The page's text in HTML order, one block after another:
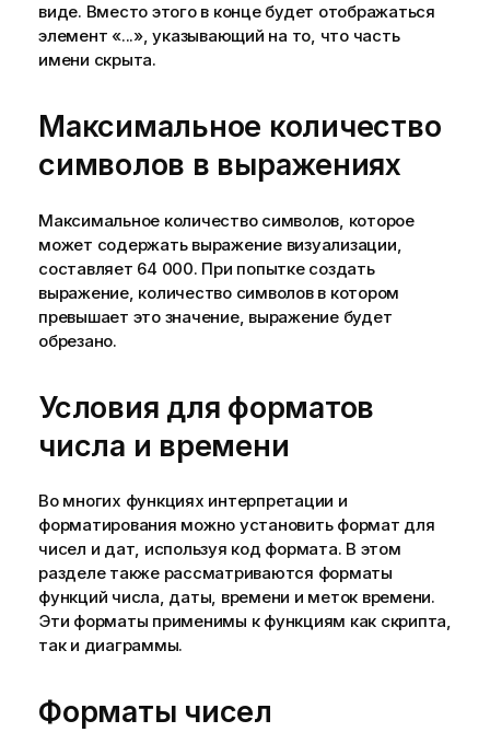
виде. Вместо этого в конце будет отображаться
элемент «...», указывающий на то, что часть
имени скрыта.
Максимальное количество
символов в выражениях
Максимальное количество символов, которое
может содержать выражение визуализации,
составляет 64 000. При попытке создать
выражение, количество символов в котором
превышает это значение, выражение будет
обрезано.
Условия для форматов
числа и времени
Во многих функциях интерпретации и
форматирования можно установить формат для
чисел и дат, используя код формата. В этом
разделе также рассматриваются форматы
функций числа, даты, времени и меток времени.
Эти форматы применимы к функциям как скрипта,
так и диаграммы.
Форматы чисел